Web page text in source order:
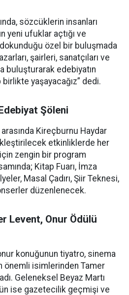
sözcüklerin insanları
yeni ufuklar açtığı ve
dokunduğu özel bir buluşmada
şairleri, sanatçıları ve
buluşturarak edebiyatın
yaşayacağız” dedi.
Şöleni
Kireçburnu Haydar
etkinliklerde her
zengin bir program
Kitap Fuarı, İmza
Masal Çadırı, Şiir Teknesi,
düzenlenecek.
Levent, Onur Ödülü
konuğunun tiyatro, sinema
önemli isimlerinden Tamer
Geleneksel Beyaz Martı
ise gazetecilik geçmişi ve